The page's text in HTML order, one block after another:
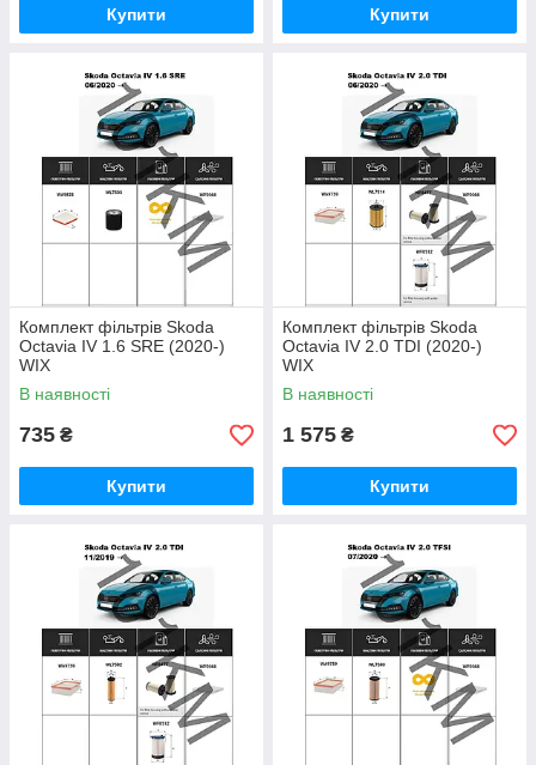
Купити Купити
Комплект фільтрів Skoda
Octavia IV 1.6 SRE (2020-)
WIX
В наявності
735 ₴
Купити
Комплект фільтрів Skoda
Octavia IV 2.0 TDI (2020-)
WIX
В наявності
1 575 ₴
Купити